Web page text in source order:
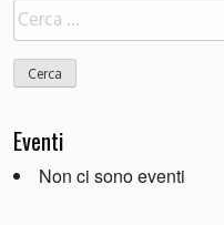
Ricerca
per:
Eventi
Non ci sono eventi